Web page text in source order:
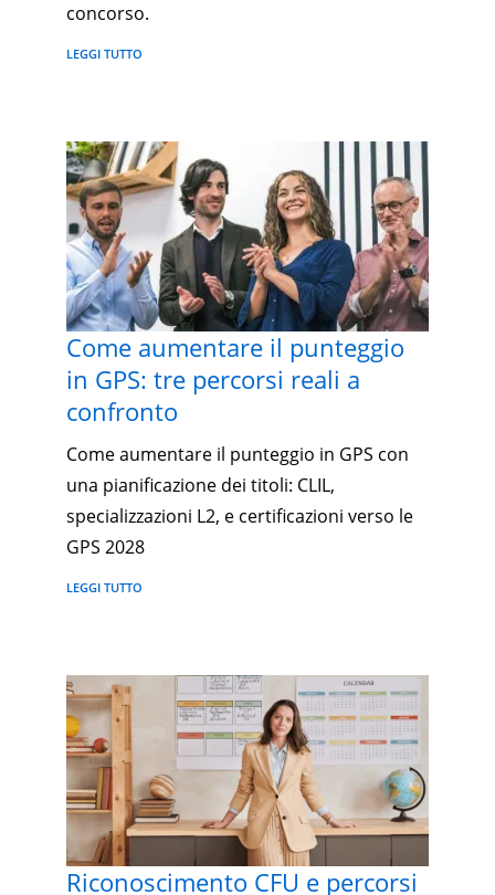
concorso.
LEGGI TUTTO
Come aumentare il punteggio
in GPS: tre percorsi reali a
confronto
Come aumentare il punteggio in GPS con
una pianificazione dei titoli: CLIL,
specializzazioni L2, e certificazioni verso le
GPS 2028
LEGGI TUTTO
Riconoscimento CFU e percorsi